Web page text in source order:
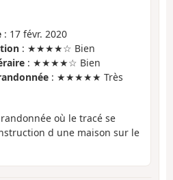
: 17 févr. 2020
: ★★★★☆ Bien
: ★★★★☆ Bien
: ★★★★★ Très
où le tracé se
d une maison sur le